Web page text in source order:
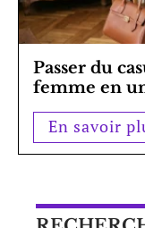
Passer du
femme en
En savoir